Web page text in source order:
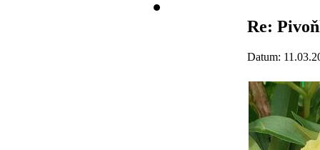
Re:
Datum: